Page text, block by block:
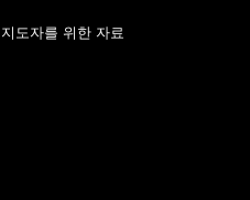
지도자를 위한 자료